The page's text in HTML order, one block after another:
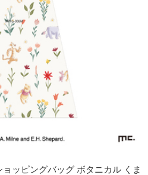
ョッピングバッグ ボタニカル くま